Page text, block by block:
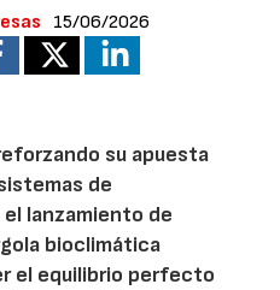
15/06/2026
su apuesta
de
lanzamiento de
bioclimática
el equilibrio perfecto